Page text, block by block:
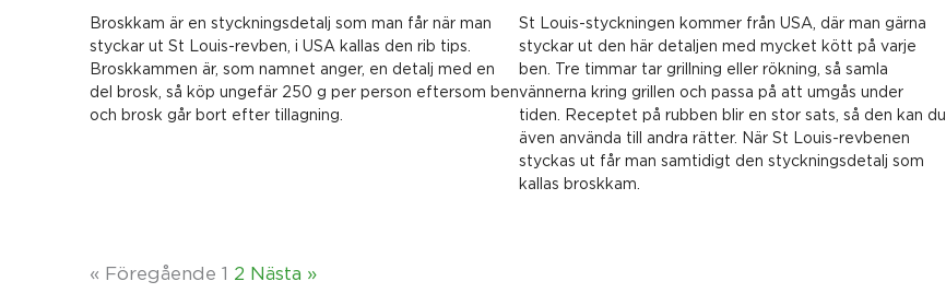
Broskkam är en styckningsdetalj som man får när man
styckar ut St Louis-revben, i USA kallas den rib tips.
Broskkammen är, som namnet anger, en detalj med en
del brosk, så köp ungefär 250 g per person eftersom ben
och brosk går bort efter tillagning.
St Louis-styckningen kommer från USA, där man gärna
styckar ut den här detaljen med mycket kött på varje
ben. Tre timmar tar grillning eller rökning, så samla
vännerna kring grillen och passa på att umgås under
tiden. Receptet på rubben blir en stor sats, så den kan du
även använda till andra rätter. När St Louis-revbenen
styckas ut får man samtidigt den styckningsdetalj som
kallas broskkam.
« Föregående 1 2 Nästa »